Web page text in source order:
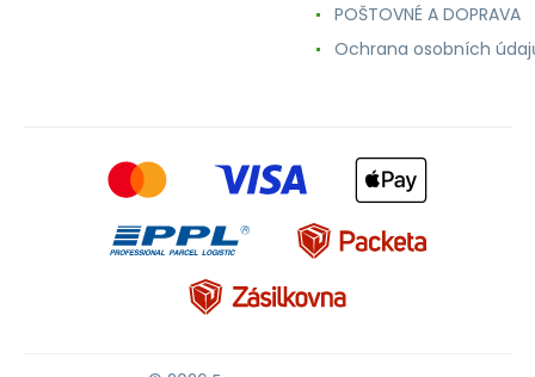
POŠTOVNÉ A DOPRAVA
Ochrana osobních